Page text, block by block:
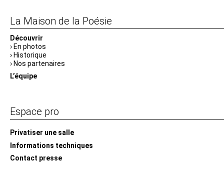
La Maison de la Poésie
Découvrir
En photos
Historique
Nos partenaires
L’équipe
Espace pro
Privatiser une salle
Informations techniques
Contact presse